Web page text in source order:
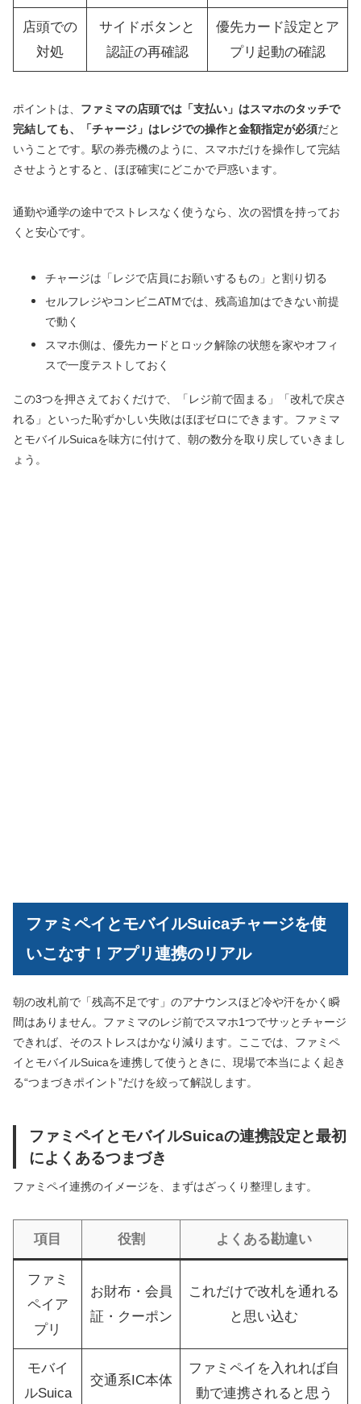
店頭での
対処
サイドボタンと
認証の再確認
優先カード設定とア
プリ起動の確認
ポイントは、 ファミマの店頭では「支払い」はスマホのタッチで
完結しても、「チャージ」はレジでの操作と金額指定が必須だと
いうことです。駅の券売機のように、スマホだけを操作して完結
させようとすると、ほぼ確実にどこかで戸惑います。
通勤や通学の途中でストレスなく使うなら、次の習慣を持ってお
くと安心です。
チャージは「レジで店員にお願いするもの」と割り切る
セルフレジやコンビニATMでは、残高追加はできない前提
で動く
スマホ側は、優先カードとロック解除の状態を家やオフィ
スで一度テストしておく
この3つを押さえておくだけで、「レジ前で固まる」「改札で戻さ
れる」といった恥ずかしい失敗はほぼゼロにできます。ファミマ
とモバイルSuicaを味方に付けて、朝の数分を取り戻していきまし
ょう。
ファミペイとモバイルSuicaチャージを使
いこなす！アプリ連携のリアル
朝の改札前で「残高不足です」のアナウンスほど冷や汗をかく瞬
間はありません。ファミマのレジ前でスマホ1つでサッとチャージ
できれば、そのストレスはかなり減ります。ここでは、ファミペ
イとモバイルSuicaを連携して使うときに、現場で本当によく起き
る“つまづきポイント”だけを絞って解説します。
ファミペイとモバイルSuicaの連携設定と最初
によくあるつまづき
ファミペイ連携のイメージを、まずはざっくり整理します。
項目 役割 よくある勘違い
ファミ
ペイア
プリ
お財布・会員
証・クーポン
これだけで改札を通れる
と思い込む
モバイ
ルSuica
交通系IC本体
ファミペイを入れれば自
動で連携されると思う